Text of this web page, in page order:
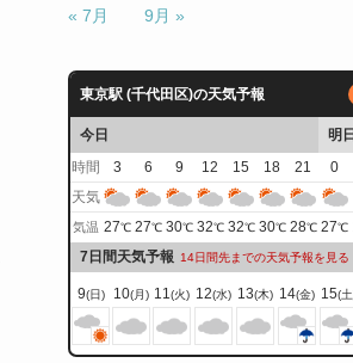
« 7月
9月 »
東京駅 (千代田区)の天気予報
今日
明日
時間
3 6 9 12 15 18 21 0
天気
気温 27℃ 27℃ 30℃ 32℃ 32℃ 30℃ 28℃ 27℃
7日間天気予報 14日間先までの天気予報を見る
9(日) 10(月) 11(火) 12(水) 13(木) 14(金) 15(